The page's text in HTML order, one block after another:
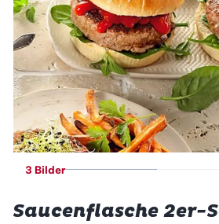
3 Bilder
Saucenflasche 2er-